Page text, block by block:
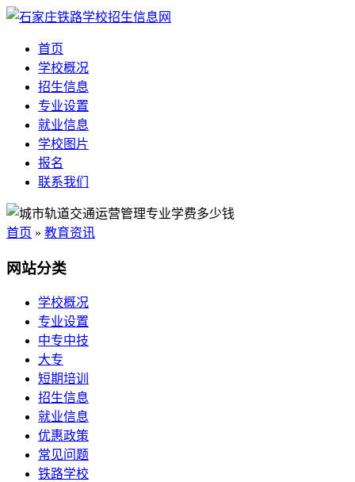
首页
学校概况
招生信息
专业设置
就业信息
学校图片
报名
联系我们
首页 » 教育资讯
网站分类
学校概况
专业设置
中专中技
大专
短期培训
招生信息
就业信息
优惠政策
常见问题
铁路学校